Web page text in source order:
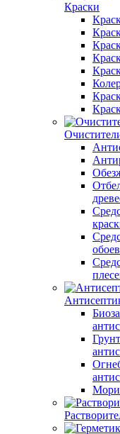
Краски
обоев